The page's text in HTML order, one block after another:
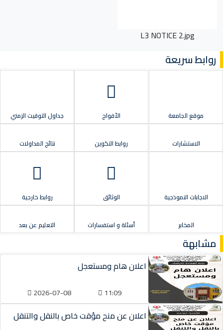
L3 NOTICE 2.jpg
روابط سريعة
موقع الجامعة الأفواج جداول التوقيت الزمني
الاستشارات روابط التكوين نتائج المداولات
الاجابات النموذجية الوثائق روابط خارجية
المخابر أسئلة و استفسارات التعليم عن بعد
مشابهة
اعلان هام ومستعجل
11:09
2026-07-08
اعلان عن منح مؤقت خاص بالنقل والتنقل